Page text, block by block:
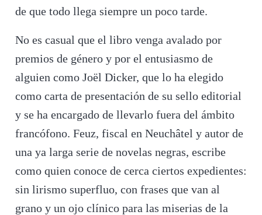
de que todo llega siempre un poco tarde.
No es casual que el libro venga avalado por
premios de género y por el entusiasmo de
alguien como Joël Dicker, que lo ha elegido
como carta de presentación de su sello editorial
y se ha encargado de llevarlo fuera del ámbito
francófono. Feuz, fiscal en Neuchâtel y autor de
una ya larga serie de novelas negras, escribe
como quien conoce de cerca ciertos expedientes:
sin lirismo superfluo, con frases que van al
grano y un ojo clínico para las miserias de la